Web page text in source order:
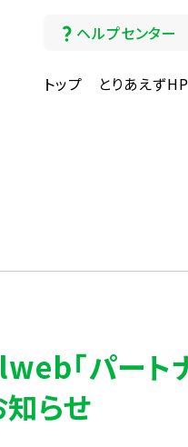
ヘルプセンター
トップ とりあえず
「パート
らせ